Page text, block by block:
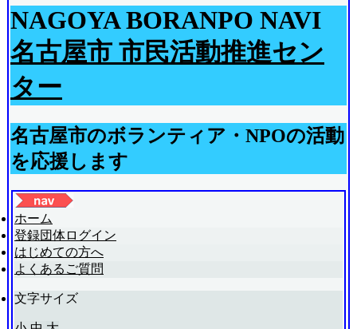
NAGOYA BORANPO NAVI
名古屋市 市民活動推進セン
ター
名古屋市のボランティア・NPOの活動
を応援します
ホーム
登録団体ログイン
はじめての方へ
よくあるご質問
文字サイズ